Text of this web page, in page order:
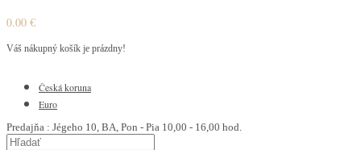
0.00 €
Váš nákupný košík je prázdny!
Česká koruna
Euro
Predajňa : Jégeho 10, BA, Pon - Pia 10,00 - 16,00 hod.